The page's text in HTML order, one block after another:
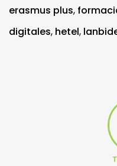
erasmus plus,
digitales, hetel,